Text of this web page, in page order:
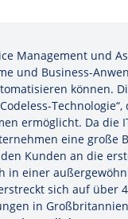
Management und
und Business-
können.
ermöglicht. Da die
eine große
Kunden an die
in einer
sich auf
in